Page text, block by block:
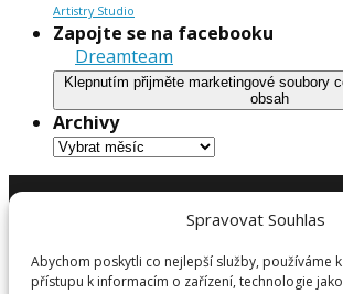
Spravovat Souhlas
Abychom poskytli co nejlepší služby, používáme
přístupu k informacím o zařízení, technologie
Artistry Studio
Zapojte se na facebooku
Dreamteam
Klepnutím přijměte marketingové soubory
obsah
Archivy
Archivy
2026DreamTeam.cz | Všechna práva